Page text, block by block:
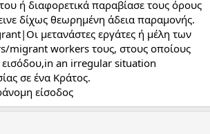
ή διαφορετικά παραβίασε τους όρους
δίχως θεωρημένη άδεια παραμονής.
μετανάστες εργάτες ή μέλη των
migrant workers τους, στους οποίους
εισόδου,in an irregular situation
σε ένα Κράτος.
είσοδος